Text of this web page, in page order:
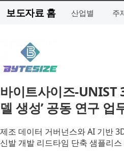
보도자료 홈 산업별 주
바이트사이즈-UNIST
델 생성’ 공동 연구 업
제조 데이터 거버넌스와 AI 기반
신발 개발 리드타임 단축 샘플리